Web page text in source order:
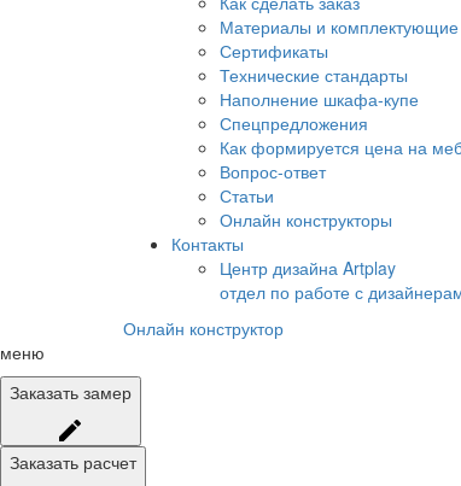
Материалы и комплектующие
Сертификаты
Технические стандарты
Наполнение шкафа-купе
Спецпредложения
Как формируется цена на
Вопрос-ответ
Статьи
Онлайн конструкторы
Контакты
Центр дизайна Artplay
отдел по работе с
Онлайн конструктор
меню
Заказать замер
Заказать расчет